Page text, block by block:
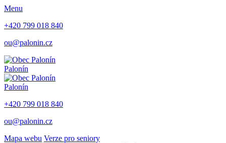
Menu
+420 799 018 840
ou@palonin.cz
Palonín
Palonín
+420 799 018 840
ou@palonin.cz
Mapa webu Verze pro seniory